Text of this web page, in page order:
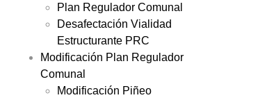
Plan Regulador Comunal
Desafectación Vialidad
Estructurante PRC
Modificación Plan Regulador
Comunal
Modificación Piñeo